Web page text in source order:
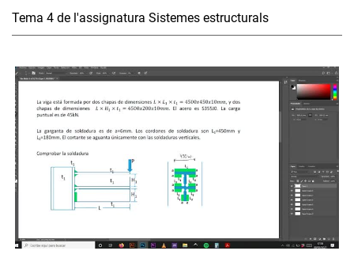
Tema 4 de l'assignatura Sistemes estructurals